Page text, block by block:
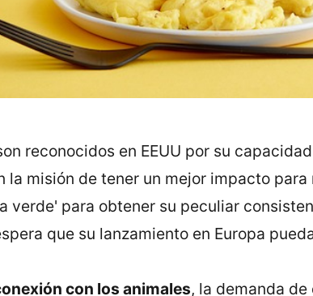
reconocidos en EEUU por su
la misión de tener un mejor impacto
verde' para obtener su peculiar
que su lanzamiento en Europa
con los animales, la demanda